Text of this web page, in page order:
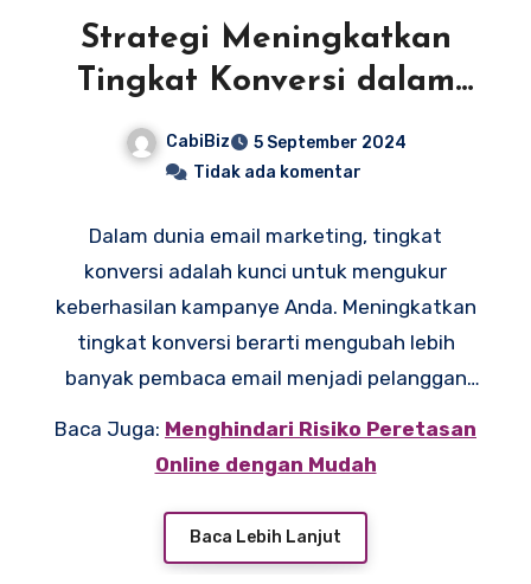
Strategi Meningkatkan
Tingkat Konversi dalam
Email Marketing
CabiBiz
5 September 2024
Tidak ada komentar
Dalam dunia email marketing, tingkat
konversi adalah kunci untuk mengukur
keberhasilan kampanye Anda. Meningkatkan
tingkat konversi berarti mengubah lebih
banyak pembaca email menjadi pelanggan
yang dikirim. Mari kita eksplorasi beberapa
cara efektif untuk mencapai hal tersebut.
Baca Juga: Menghindari Risiko Peretasan
Online dengan Mudah
Baca Lebih Lanjut